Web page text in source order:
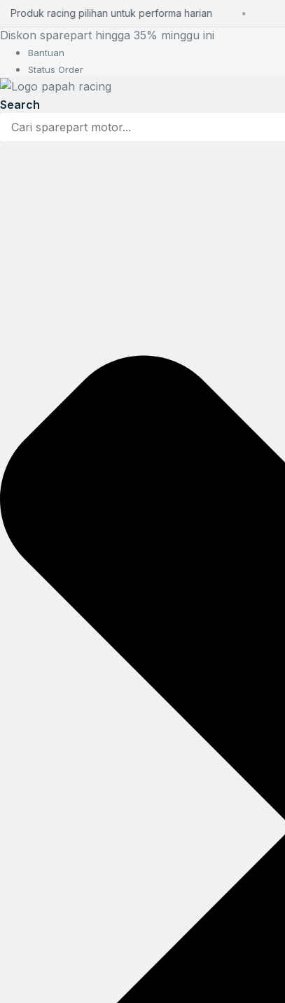
Lewati
konten
racing pilihan untuk performa harian
Diskon sparepart hingga 35% minggu ini
Bantuan
Status Order
Search